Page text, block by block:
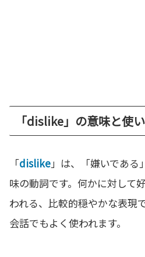
「dislike」の意味と使
「dislike」は、「嫌いであ
味の動詞です。何かに対して
われる、比較的穏やかな表現
会話でもよく使われます。